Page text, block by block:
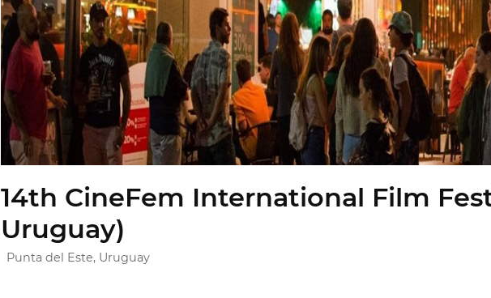
14th CineFem International Film
Uruguay)
Punta del Este, Uruguay